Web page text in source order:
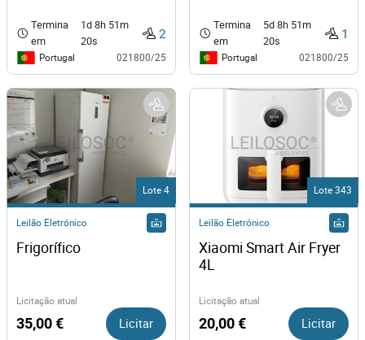
Termina
em
1d 8h 51m
20s
2
Portugal 021800/25
Termina
em
5d 8h 51m
20s
1
Portugal 021800/25
Lote 4
Leilão Eletrónico
Frigorífico
Licitação atual
35,00 € Licitar
Lote 343
Leilão Eletrónico
Xiaomi Smart Air Fryer
4L
Licitação atual
20,00 € Licitar